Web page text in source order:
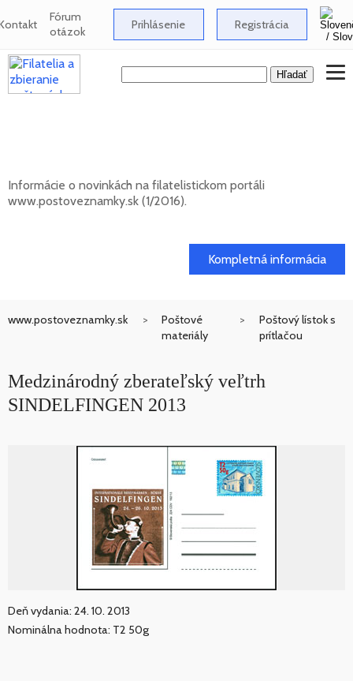
Fórum
otázok Prihlásenie Registrácia
Informácie o novinkách na filatelistickom portáli
www.postoveznamky.sk (1/2016).
Kompletná informácia
www.postoveznamky.sk
Poštové
materiály
Poštový lístok s
prítlačou
Medzinárodný zberateľský veľtrh
SINDELFINGEN 2013
Deň vydania: 24. 10. 2013
Nominálna hodnota: T2 50g